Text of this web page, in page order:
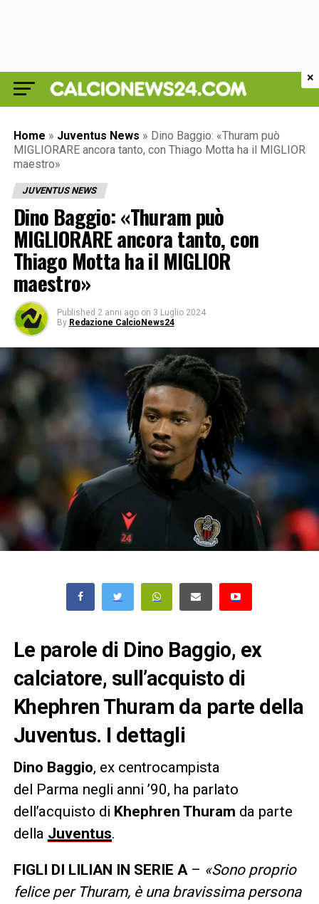
Home » Juventus News » Dino Baggio: «Thuram può
MIGLIORARE ancora tanto, con Thiago Motta ha il MIGLIOR
maestro»
JUVENTUS NEWS
Dino Baggio: «Thuram può
MIGLIORARE ancora tanto, con
Thiago Motta ha il MIGLIOR
maestro»
Published 2 anni ago on 3 Luglio 2024
By Redazione CalcioNews24
Le parole di Dino Baggio, ex
calciatore, sull’acquisto di
Khephren Thuram da parte della
Juventus. I dettagli
Dino Baggio, ex centrocampista
del Parma negli anni ’90, ha parlato
dell’acquisto di Khephren Thuram da parte
della Juventus.
FIGLI DI LILIAN IN SERIE A– «Sono proprio
felice per Thuram, è una bravissima persona
×